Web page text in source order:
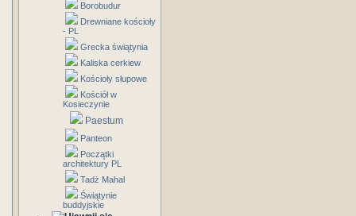
Borobudur
Drewniane kościoły
- PL
Grecka świątynia
Kaliska cerkiew
Kościoły słupowe
Kościół w
Kosieczynie
Paestum
Panteon
Początki
architektury PL
Tadż Mahal
Świątynie
buddyjskie